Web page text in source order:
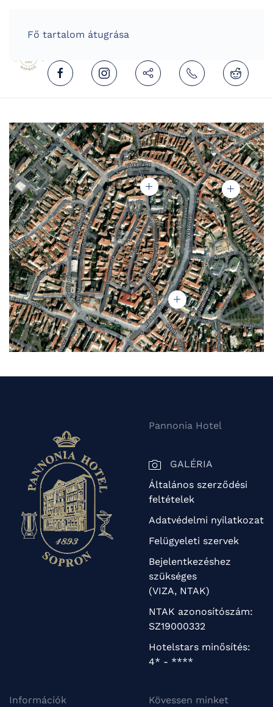
Fő tartalom átugrása
Pannonia Hotel
GALÉRIA
Általános szerződési
feltételek
Adatvédelmi nyilatkozat
Felügyeleti szervek
Bejelentkezéshez
szükséges
(VIZA, NTAK)
NTAK azonosítószám:
SZ19000332
Hotelstars minősítés:
4* - ****
Információk Kövessen minket